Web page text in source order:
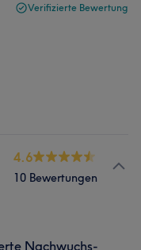
Verifizierte Bewertung
4.6
10 Bewertungen
Nachwuchs-